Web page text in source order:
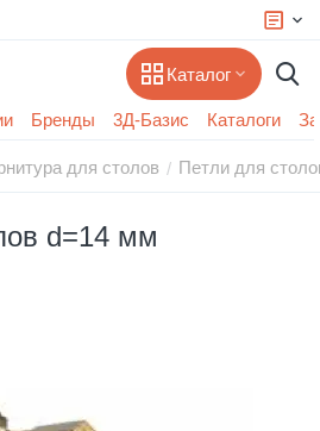
Каталог
Бренды 3Д-Базис Каталоги
для столов / Петли для
d=14 мм